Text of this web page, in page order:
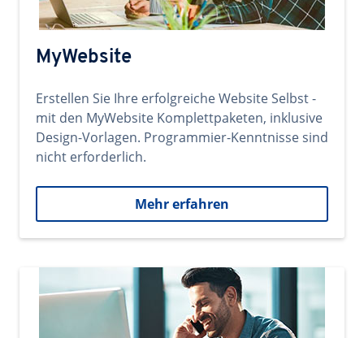
MyWebsite
Erstellen Sie Ihre erfolgreiche Website Selbst -
mit den MyWebsite Komplettpaketen, inklusive
Design-Vorlagen. Programmier-Kenntnisse sind
nicht erforderlich.
Mehr erfahren